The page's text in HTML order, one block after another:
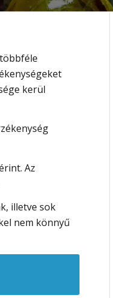
kerül
Az
illetve sok
nem könnyű